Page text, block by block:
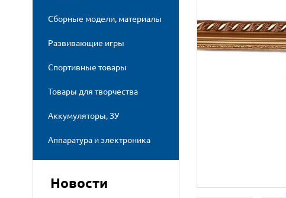
Сборные модели, материалы
Развивающие игры
Спортивные товары
Товары для творчества
Аккумуляторы, ЗУ
Аппаратура и электроника
Новости